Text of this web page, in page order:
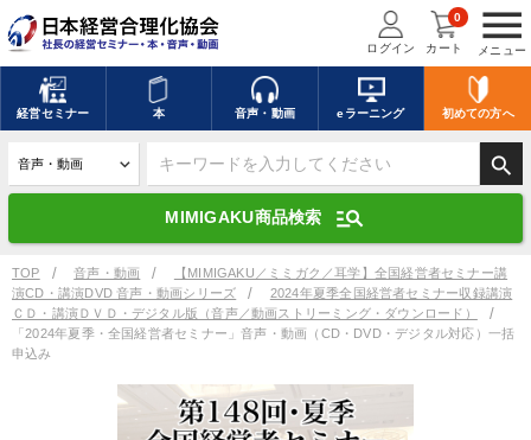
menu
メニュー
ログイン カート
0
経営セミナー 本 音声・動画 eラーニング 初めての方へ
search
MIMIGAKU商品検索 manage_search
キーワードを入力して探す
デジタル版対応のみ検索結果に表示する
search 上記の条件で検索
mic 講演収録物を探す
全国経営者セミナー講演収録物（全1315タイトル）からお探しいただけ
TOP 音声・動画
【MIMIGAKU／ミミガク／耳学】全国経営者セミナー講
演CD・講演DVD 音声・動画シリーズ
2024年夏季全国経営者セミナー収録講演
ＣＤ・講演ＤＶＤ・デジタル版（音声／動画ストリーミング・ダウンロード）
「2024年夏季・全国経営者セミナー」音声・動画（CD・DVD・デジタル対応）一括
申込み